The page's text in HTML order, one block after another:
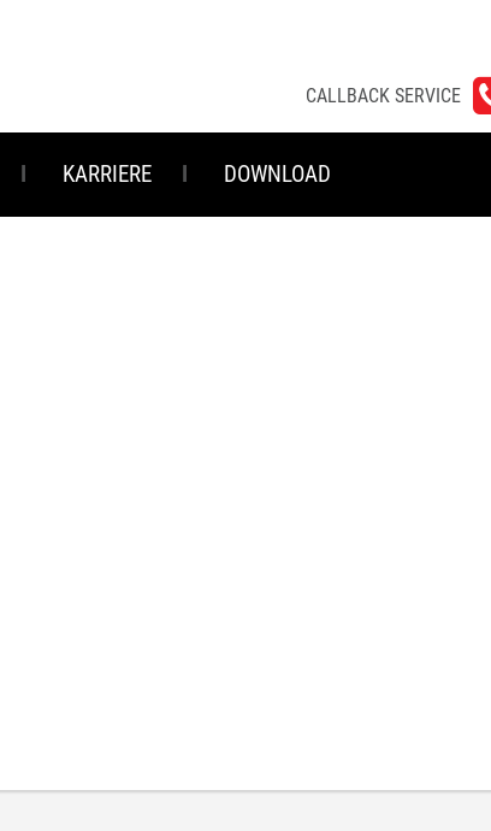
CALLBACK SERVICE
KARRIERE DOWNLOAD